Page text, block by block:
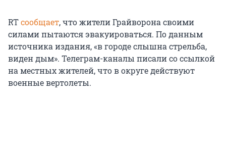
RTсообщает, что жители Грайворона своими
силами пытаются эвакуироваться. По данным
источника издания, «в городе слышна стрельба,
виден дым». Телеграм-каналы писали со ссылкой
на местных жителей, что в округе действуют
военные вертолеты.